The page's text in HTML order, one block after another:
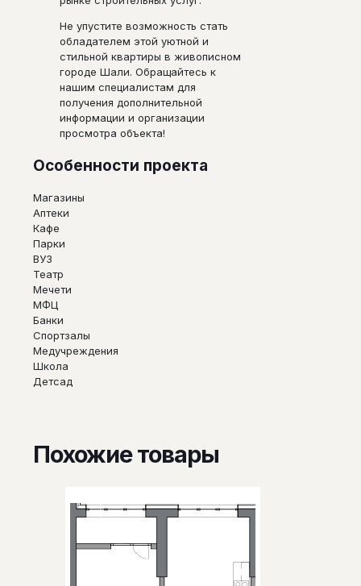
Не упустите возможность стать
обладателем этой уютной и
стильной квартиры в живописном
городе Шали. Обращайтесь к
нашим специалистам для
получения дополнительной
информации и организации
просмотра объекта!
Особенности проекта
Магазины
Аптеки
Кафе
Парки
ВУЗ
Театр
Мечети
МФЦ
Банки
Спортзалы
Медучреждения
Школа
Детсад
Похожие товары